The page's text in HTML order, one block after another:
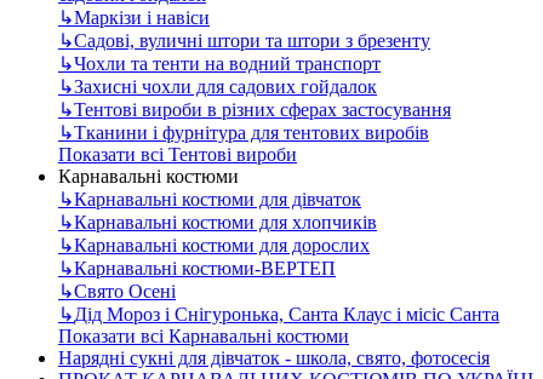
↳Маркізи і навіси
↳Садові, вуличні штори та штори з брезенту
↳Чохли та тенти на водний транспорт
↳Захисні чохли для садових гойдалок
↳Тентові вироби в різних сферах застосування
↳Тканини і фурнітура для тентових виробів
Показати всі Тентові вироби
Карнавальні костюми
↳Карнавальні костюми для дівчаток
↳Карнавальні костюми для хлопчиків
↳Карнавальні костюми для дорослих
↳Карнавальні костюми-ВЕРТЕП
↳Свято Осені
↳Дід Мороз і Снігуронька, Санта Клаус і місіс Санта
Показати всі Карнавальні костюми
Нарядні сукні для дівчаток - школа, свято, фотосесія